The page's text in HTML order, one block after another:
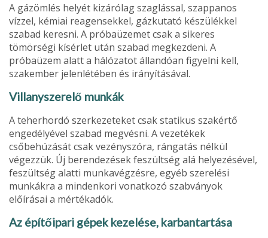
A gázömlés helyét kizárólag szaglással, szappanos
vízzel, kémiai reagensekkel, gázkutató készülékkel
szabad ke­resni. A próbaüzemet csak a sikeres
tömörségi kísérlet után szabad megkezdeni. A
próbaüzem alatt a hálózatot állandóan figyelni kell,
szakember jelenlétében és irányí­tásával.
Villanyszerelő munkák
A teherhordó szerkezeteket csak statikus szakértő
enge­délyével szabad megvésni. A vezetékek
csőbehúzását csak vezényszóra, rángatás nélkül
végezzük. Új berendezések feszültség alá helyezésével,
feszült­ség alatti munkavégzésre, egyéb szerelési
munkákra a mindenkori vonatkozó szabványok
előírásai a mértékadók.
Az építőipari gépek kezelése, karbantartása